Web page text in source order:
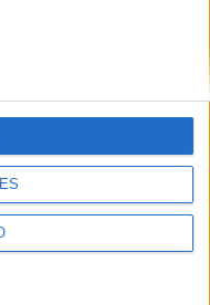
|
generales|Política
- Diego de León 47 - 28006